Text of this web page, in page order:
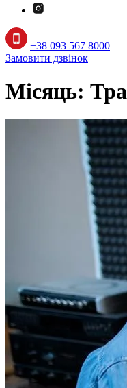
+38 093 567 8000
Замовити дзвінок
Місяць: